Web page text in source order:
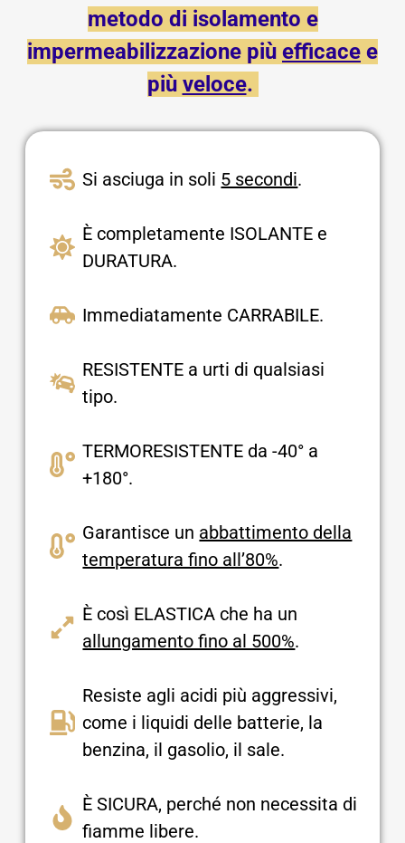
metodo di isolamento e
impermeabilizzazione più efficace e
più veloce.
Si asciuga in soli 5 secondi.
È completamente ISOLANTE e
DURATURA.
Immediatamente CARRABILE.
RESISTENTE a urti di qualsiasi
tipo.
TERMORESISTENTE da -40° a
+180°.
Garantisce un abbattimento della
temperatura fino all’80%.
È così ELASTICA che ha un
allungamento fino al 500%.
Resiste agli acidi più aggressivi,
come i liquidi delle batterie, la
benzina, il gasolio, il sale.
È SICURA, perché non necessita di
fiamme libere.